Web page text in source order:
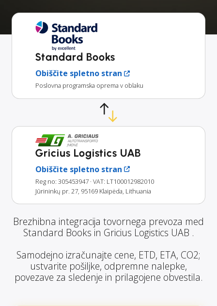
Standard Books
Obiščite spletno stran
Poslovna programska oprema v oblaku
Gricius Logistics UAB
Obiščite spletno stran
Reg no: 305453947 · VAT: LT100012982010
Jūrininkų pr. 27, 95169 Klaipėda, Lithuania
Brezhibna integracija tovornega prevoza med
Standard Books in Gricius Logistics UAB .
Samodejno izračunajte cene, ETD, ETA, CO2;
ustvarite pošiljke, odpremne nalepke,
povezave za sledenje in prilagojene obvestila.